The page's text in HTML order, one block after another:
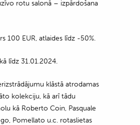
rotu salonā – izpārdošana
100 EUR, atlaides līdz -50%.
līdz 31.01.2024.
klāstā atrodamas
kolekciju, kā arī tādu
kā Roberto Coin, Pasquale
Pomellato u.c. rotaslietas